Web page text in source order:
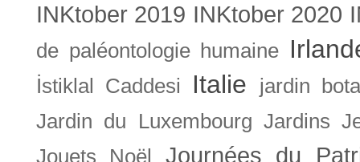
INKtober 2019 INKtober 2020
de paléontologie humaine
İstiklal Caddesi Italie
jardin
Jardin du Luxembourg Jardins
Jouets Noël
Journées du